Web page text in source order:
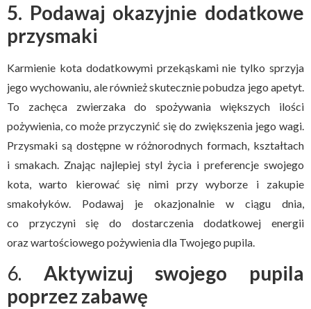
5. Podawaj okazyjnie dodatkowe
przysmaki
Karmienie kota dodatkowymi przekąskami nie tylko sprzyja
jego wychowaniu, ale również skutecznie pobudza jego apetyt.
To zachęca zwierzaka do spożywania większych ilości
pożywienia, co może przyczynić się do zwiększenia jego wagi.
Przysmaki są dostępne w różnorodnych formach, kształtach
i smakach. Znając najlepiej styl życia i preferencje swojego
kota, warto kierować się nimi przy wyborze i zakupie
smakołyków. Podawaj je okazjonalnie w ciągu dnia,
co przyczyni się do dostarczenia dodatkowej energii
oraz wartościowego pożywienia dla Twojego pupila.
6. Aktywizuj swojego pupila
poprzez zabawę